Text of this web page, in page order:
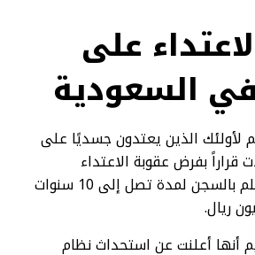
على
السعودية
لأولئك الذين يعتدون جسديًا على
بفرض عقوبة الاعتداء
اللفظي على المعلم بالسجن لمدة تصل إلى 10 سنوات
ريال.
أنها أعلنت عن استحداث نظام